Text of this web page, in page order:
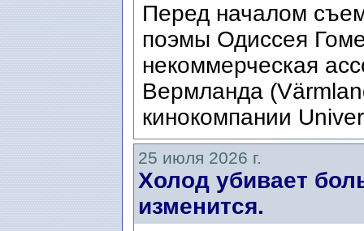
Перед началом
поэмы Одиссея
некоммерческая
Вермланда
кинокомпании
25 июля 2026 г.
Холод убивает
изменится.